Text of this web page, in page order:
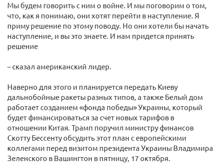
Мы будем говорить с ним о войне. И мы поговорим о том,
что, как я понимаю, они хотят перейти в наступление. Я
приму решение по этому поводу. Но они хотели бы начать
наступление, и вы это знаете. И нам придется принять
решение
– сказал американский лидер.
Наверно для этого и планируется передать Киеву
дальнобойные ракеты разных типов, а также Белый дом
работает созданием «фонда победы» Украины, который
будет финансироваться за счет новых тарифов в
отношении Китая. Трамп поручил министру финансов
Скотту Бессенту обсудить этот план с европейскими
коллегами перед визитом президента Украины Владимира
Зеленского в Вашингтон в пятницу, 17 октября.